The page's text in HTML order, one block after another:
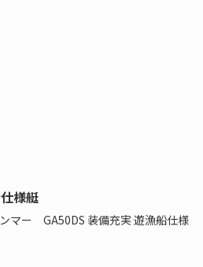
様艇
マー GA50DS 装備充実 遊漁船仕様